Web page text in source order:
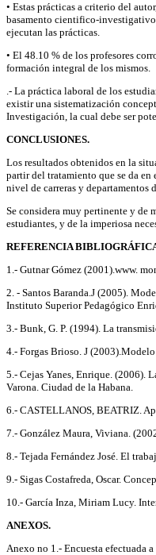
• Estas prácticas a criterio del
basamento cientifico-investigativo
ejecutan las prácticas.
• El 48.10 % de los profesores
formación integral de los mismos.
.- La práctica laboral de los
existir una sistematización
Investigación, la cual debe ser
CONCLUSIONES.
Los resultados obtenidos en la
partir del tratamiento que se da
nivel de carreras y departamentos
Se considera muy pertinente y
estudiantes, y de la imperiosa
REFERENCIA
1.- Gutnar Gómez (2001).www.
2. - Santos Baranda.J (2005).
Instituto Superior Pedagógico
3.- Bunk, G. P. (1994). La
4.- Forgas Brioso. J
5.- Cejas Yanes, Enrique. (2006).
Varona. Ciudad de la Habana.
6.- CASTELLANOS, BEATRIZ.
7.- González Maura, Viviana.
8.- Tejada Fernández José. El
9.- Sigas Costafreda, Oscar.
10.- García Inza, Miriam Lucy.
ANEXOS.
Anexo no 1.- Encuesta efectuada